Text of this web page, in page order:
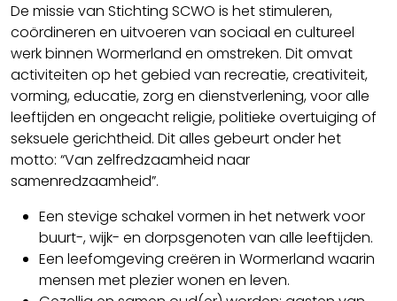
De missie van Stichting SCWO is het stimuleren,
coördineren en uitvoeren van sociaal en cultureel
werk binnen Wormerland en omstreken. Dit omvat
activiteiten op het gebied van recreatie, creativiteit,
vorming, educatie, zorg en dienstverlening, voor alle
leeftijden en ongeacht religie, politieke overtuiging of
seksuele gerichtheid. Dit alles gebeurt onder het
motto: “Van zelfredzaamheid naar
samenredzaamheid”.
Een stevige schakel vormen in het netwerk voor
buurt-, wijk- en dorpsgenoten van alle leeftijden.
Een leefomgeving creëren in Wormerland waarin
mensen met plezier wonen en leven.